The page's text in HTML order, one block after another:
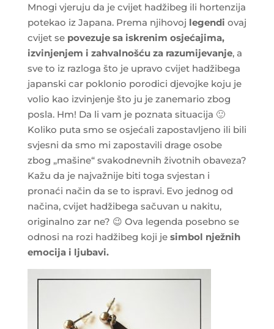
Mnogi vjeruju da je cvijet hadžibeg ili hortenzija
potekao iz Japana. Prema njihovoj legendi ovaj
cvijet se povezuje sa iskrenim osjećajima,
izvinjenjem i zahvalnošću za razumijevanje, a
sve to iz razloga što je upravo cvijet hadžibega
japanski car poklonio porodici djevojke koju je
volio kao izvinjenje što ju je zanemario zbog
posla. Hm! Da li vam je poznata situacija 🙂
Koliko puta smo se osjećali zapostavljeno ili bili
svjesni da smo mi zapostavili drage osobe
zbog „mašine“ svakodnevnih životnih obaveza?
Kažu da je najvažnije biti toga svjestan i
pronaći način da se to ispravi. Evo jednog od
načina, cvijet hadžibega sačuvan u nakitu,
originalno zar ne? 😉 Ova legenda posebno se
odnosi na rozi hadžibeg koji je simbol nježnih
emocija i ljubavi.